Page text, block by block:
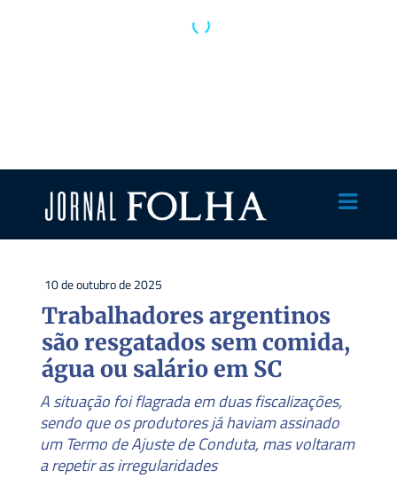
10 de outubro de 2025
Trabalhadores argentinos
são resgatados sem comida,
água ou salário em SC
A situação foi flagrada em duas fiscalizações,
sendo que os produtores já haviam assinado
um Termo de Ajuste de Conduta, mas voltaram
a repetir as irregularidades